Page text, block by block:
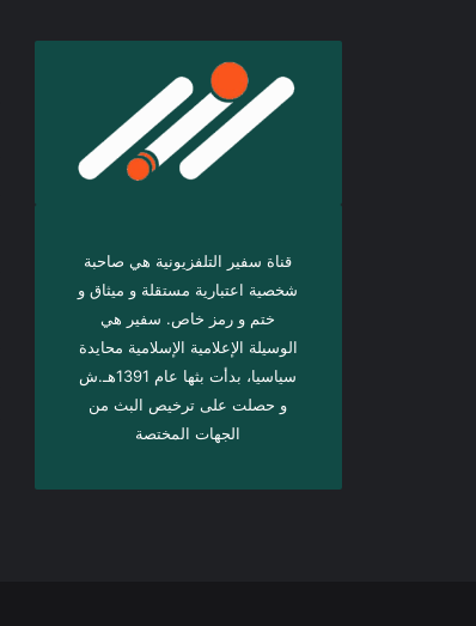
قناة سفير التلفزيونية هي صاحبة
شخصية اعتبارية مستقلة و ميثاق و
ختم و رمز خاص. سفیر هي
الوسيلة الإعلامية الإسلامية محايدة
سياسيا، بدأت بثها عام 1391هـ.ش
و حصلت على ترخيص البث من
الجهات المختصة